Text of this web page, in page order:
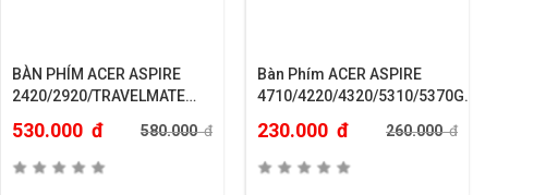
BÀN PHÍM ACER ASPIRE
2420/2920/TRAVELMATE
530.000 đ 580.000đ
Bàn Phím ACER ASPIRE
4710/4220/4320/5310/5370G…
230.000 đ 260.000đ